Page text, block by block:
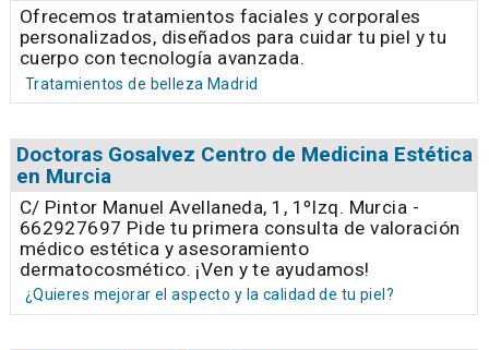
Ofrecemos tratamientos faciales y corporales
personalizados, diseñados para cuidar tu piel y tu
cuerpo con tecnología avanzada.
Tratamientos de belleza Madrid
Doctoras Gosalvez Centro de Medicina Estética
en Murcia
C/ Pintor Manuel Avellaneda, 1, 1ºIzq. Murcia -
662927697 Pide tu primera consulta de valoración
médico estética y asesoramiento
dermatocosmético. ¡Ven y te ayudamos!
¿Quieres mejorar el aspecto y la calidad de tu piel?